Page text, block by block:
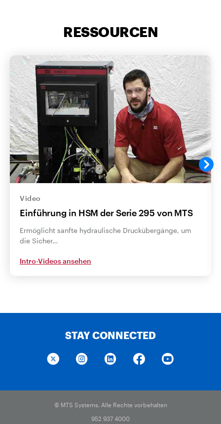
RESSOURCEN
Video
Einführung in HSM der Serie 295 von MTS
Ermöglicht sanfte hydraulische Druckübergänge, um
die Sicher…
Intro-Videos ansehen
STAY CONNECTED
© MTS Systems. Alle Rechte vorbehalten
952 937 4000